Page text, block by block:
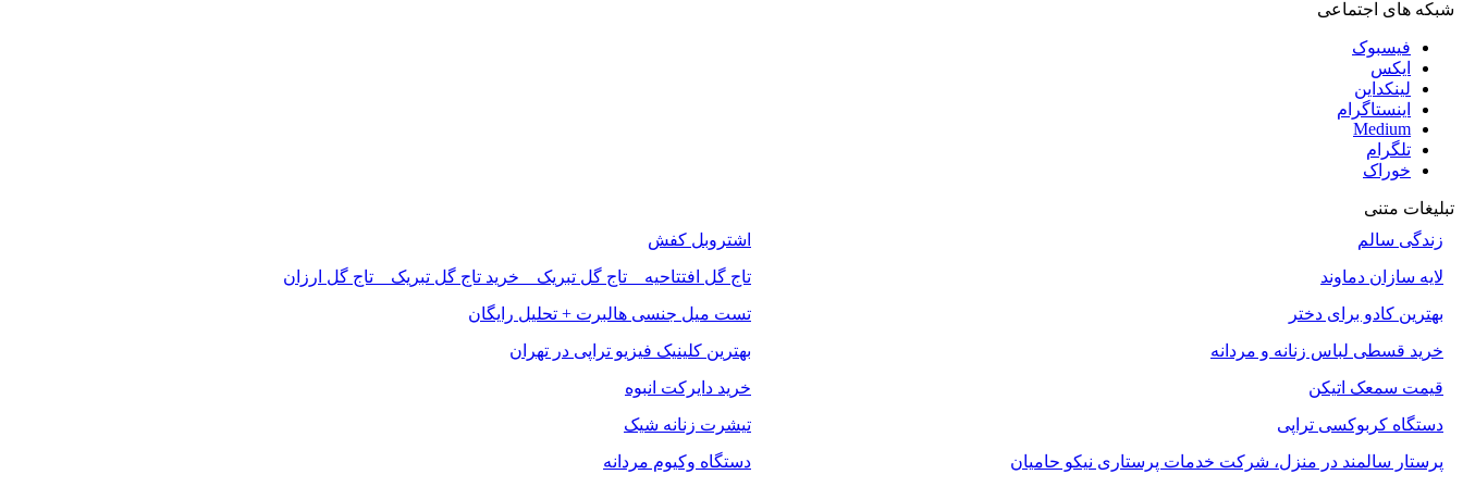
شبکه های اجتماعی
فیسبوک
ایکس
لینکداین
اینستاگرام
Medium
تلگرام
خوراک
تبلیغات متنی
زندگی سالم
اشتروبل کفش
لایه سازان دماوند
تاج گل افتتاحیه _ تاج گل تبریک _ خرید تاج گل تبریک _ تاج گل ارزان
بهترین کادو برای دختر
تست میل جنسی هالبرت + تحلیل رایگان
خرید قسطی لباس زنانه و مردانه
بهترین کلینیک فیزیو تراپی در تهران
قیمت سمعک اتیکن
خرید دایرکت انبوه
دستگاه کربوکسی تراپی
تیشرت زنانه شیک
پرستار سالمند در منزل، شرکت خدمات پرستاری نیکو حامیان
دستگاه وکیوم مردانه